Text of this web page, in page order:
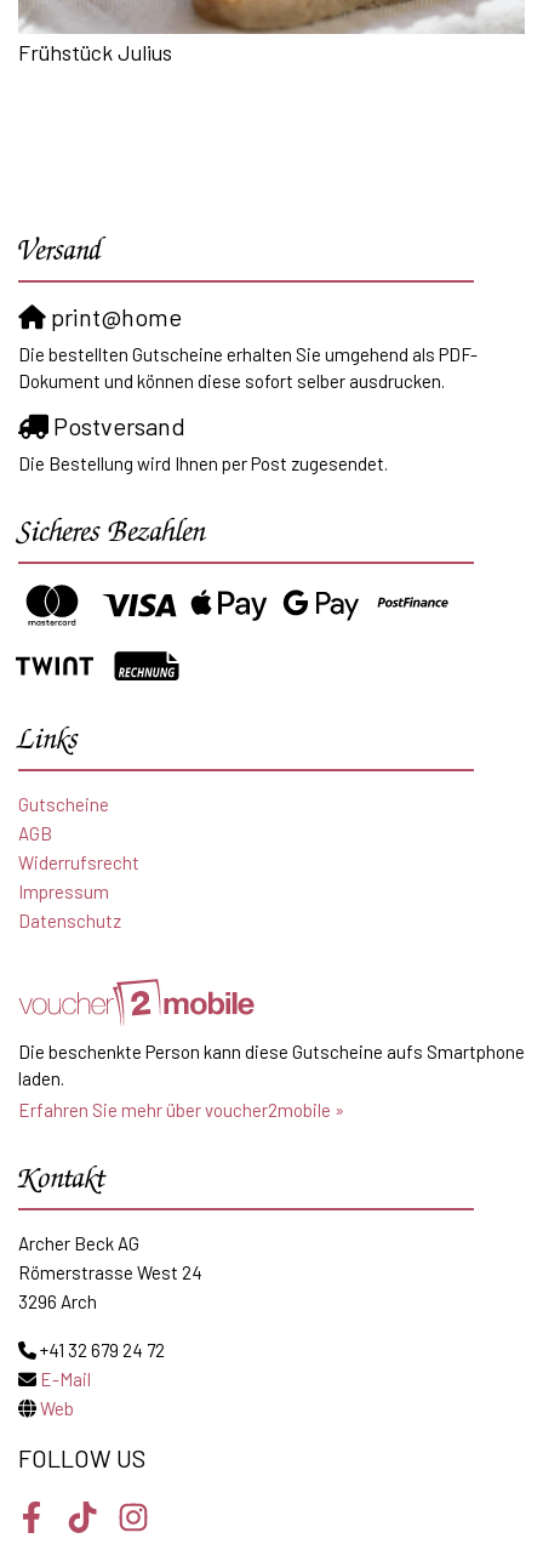
Frühstück Julius
Versand
print@home
Die bestellten Gutscheine erhalten Sie umgehend als PDF-
Dokument und können diese sofort selber ausdrucken.
Postversand
Die Bestellung wird Ihnen per Post zugesendet.
Sicheres Bezahlen
Links
Gutscheine
AGB
Widerrufsrecht
Impressum
Datenschutz
Die beschenkte Person kann diese Gutscheine aufs Smartphone
laden.
Erfahren Sie mehr über voucher2mobile »
Kontakt
Archer Beck AG
Römerstrasse West 24
3296 Arch
+41 32 679 24 72
E-Mail
Web
FOLLOW US
FacebookTikTokInstagram